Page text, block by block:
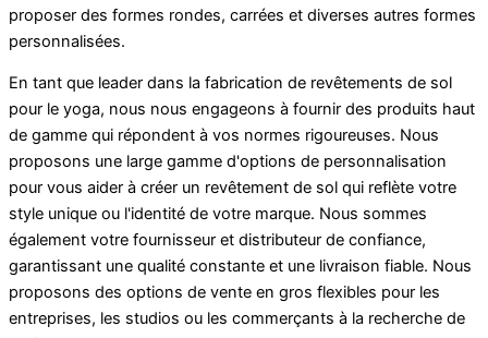
proposer des formes rondes, carrées et diverses autres formes
personnalisées.
En tant que leader dans la fabrication de revêtements de sol
pour le yoga, nous nous engageons à fournir des produits haut
de gamme qui répondent à vos normes rigoureuses. Nous
proposons une large gamme d'options de personnalisation
pour vous aider à créer un revêtement de sol qui reflète votre
style unique ou l'identité de votre marque. Nous sommes
également votre fournisseur et distributeur de confiance,
garantissant une qualité constante et une livraison fiable. Nous
proposons des options de vente en gros flexibles pour les
entreprises, les studios ou les commerçants à la recherche de